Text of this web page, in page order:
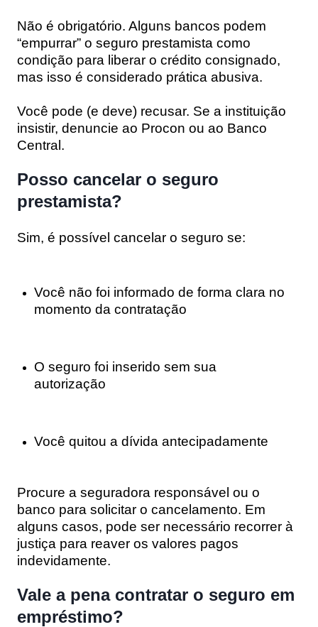
Não é obrigatório. Alguns bancos podem
“empurrar” o seguro prestamista como
condição para liberar o crédito consignado,
mas isso é considerado prática abusiva.
Você pode (e deve) recusar. Se a instituição
insistir, denuncie ao Procon ou ao Banco
Central.
Posso cancelar o seguro
prestamista?
Sim, é possível cancelar o seguro se:
Você não foi informado de forma clara no
momento da contratação
O seguro foi inserido sem sua
autorização
Você quitou a dívida antecipadamente
Procure a seguradora responsável ou o
banco para solicitar o cancelamento. Em
alguns casos, pode ser necessário recorrer à
justiça para reaver os valores pagos
indevidamente.
Vale a pena contratar o seguro em
empréstimo?